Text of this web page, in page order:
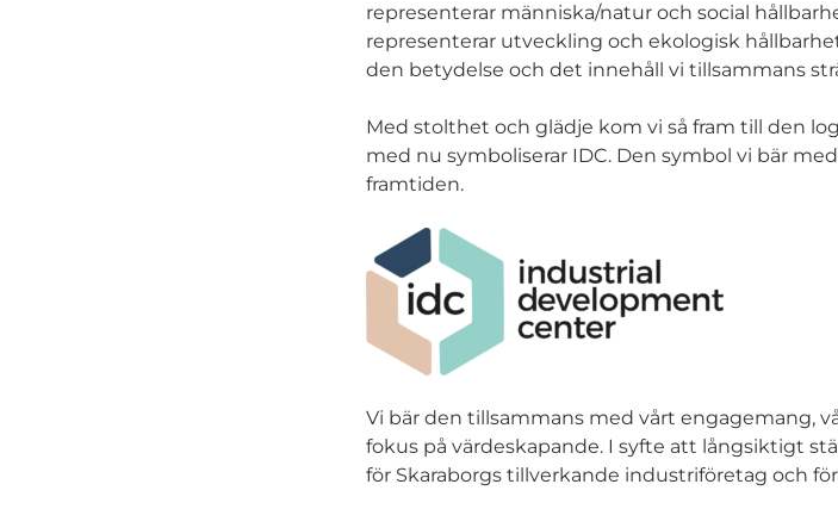
representerar människa/natur och social
representerar utveckling och ekologisk
den betydelse och det innehåll vi tillsammans
Med stolthet och glädje kom vi så fram till den
med nu symboliserar IDC. Den symbol vi bär
framtiden.
Vi bär den tillsammans med vårt engagemang,
fokus på värdeskapande. I syfte att långsiktigt
för Skaraborgs tillverkande industriföretag och